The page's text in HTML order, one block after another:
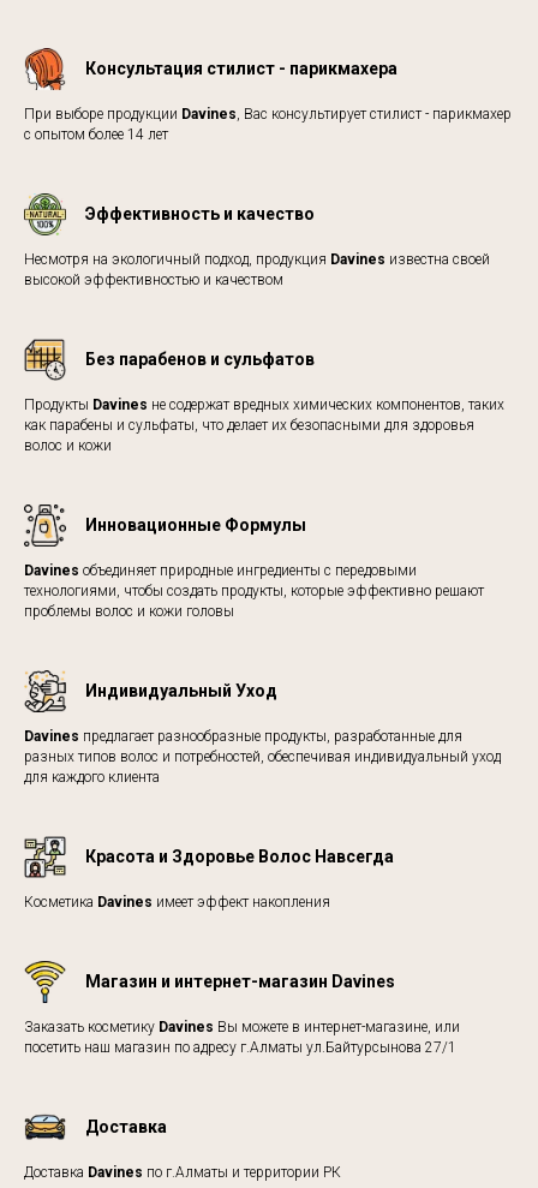
Консультация стилист - парикмахера
При выборе продукции Davines, Вас консультирует стилист - парикмахер
с опытом более 14 лет
Эффективность и качество
Несмотря на экологичный подход, продукция Davines известна своей
высокой эффективностью и качеством
Без парабенов и сульфатов
Продукты Davines не содержат вредных химических компонентов, таких
как парабены и сульфаты, что делает их безопасными для здоровья
волос и кожи
Инновационные Формулы
Davines объединяет природные ингредиенты с передовыми
технологиями, чтобы создать продукты, которые эффективно решают
проблемы волос и кожи головы
Индивидуальный Уход
Davines предлагает разнообразные продукты, разработанные для
разных типов волос и потребностей, обеспечивая индивидуальный уход
для каждого клиента
Красота и Здоровье Волос Навсегда
Косметика Davines имеет эффект накопления
Магазин и интернет-магазин Davines
Заказать косметику Davines Вы можете в интернет-магазине, или
посетить наш магазин по адресу г.Алматы ул.Байтурсынова 27/1
Доставка
Доставка Davines по г.Алматы и территории РК